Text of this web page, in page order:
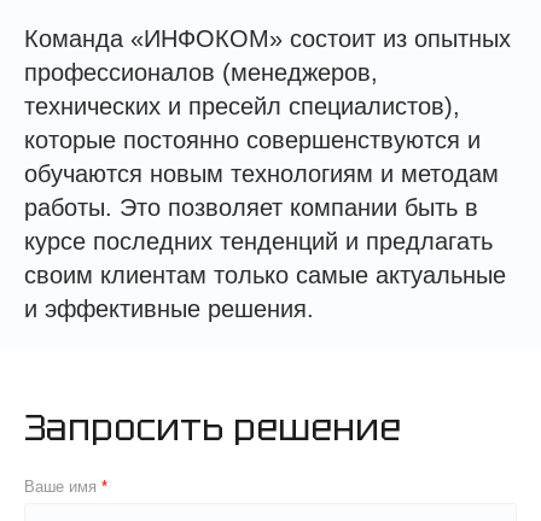
Команда «ИНФОКОМ» состоит из опытных
профессионалов (менеджеров,
технических и пресейл специалистов),
которые постоянно совершенствуются и
обучаются новым технологиям и методам
работы. Это позволяет компании быть в
курсе последних тенденций и предлагать
своим клиентам только самые актуальные
и эффективные решения.
Запросить решение
Ваше имя